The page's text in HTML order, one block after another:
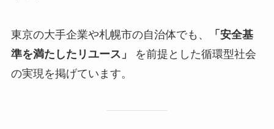
東京の大手企業や札幌市の自治体でも、
「安全基
準を満たしたリユース」
を前提とした循環型社会
の実現を掲げています。